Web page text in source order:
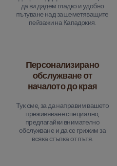
да ви дадем гладко и удобно
пътуване над зашеметяващите
пейзажи на Кападокия.
Персонализирано
обслужване от
началото до края
Тук сме, за да направим вашето
преживяване специално,
предлагайки внимателно
обслужване и да се грижим за
всяка стъпка от пътя.